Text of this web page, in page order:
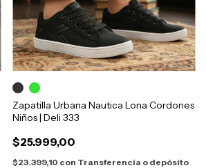
Zapatilla Urbana Nautica Lona Cordones
Niños | Deli 333
$25.999,00
$23.399,10 con Transferencia o depósito